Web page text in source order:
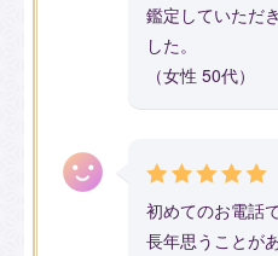
鑑定していただ
した。
（女性 50代）
初めてのお電話で
長年思うことが